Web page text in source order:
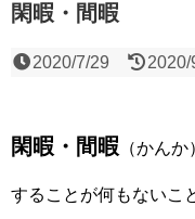
閑暇・間暇
2020/7/29 2020/
閑暇・間暇 （かんか
することが何もないこ